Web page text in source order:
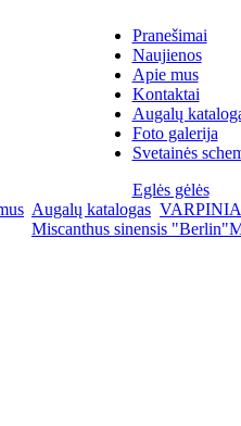
Pranešimai
Naujienos
Apie mus
Kontaktai
Augalų
Foto galerija
Svetainės
Eglės gėlės
Augalų katalogas
Miscanthus sinensis "Berlin"